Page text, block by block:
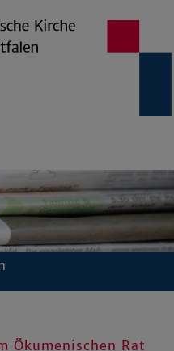
Ökumenischen Rat